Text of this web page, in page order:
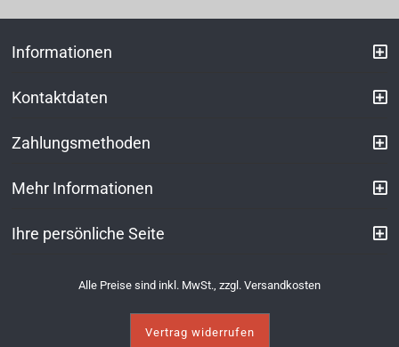
Informationen
Kontaktdaten
Zahlungsmethoden
Mehr Informationen
Ihre persönliche Seite
Alle Preise sind inkl. MwSt., zzgl. Versandkosten
Vertrag widerrufen